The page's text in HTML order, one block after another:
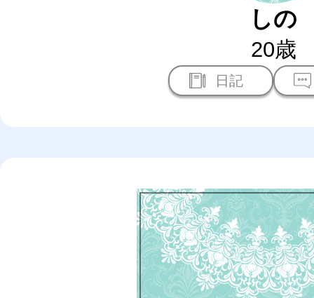
しの
20歳
日記